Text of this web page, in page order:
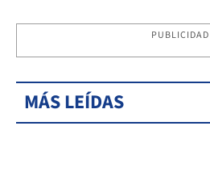
PUBLICIDAD
MÁS LEÍDAS